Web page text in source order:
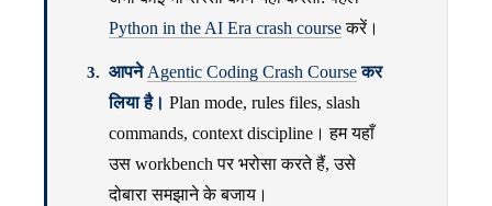
Python in the AI Era crash courseकरें।
आपने Agentic Coding Crash Courseकर
लिया है। Plan mode, rules files, slash
commands, context discipline। हम यहाँ
उस workbench पर भरोसा करते हैं, उसे
दोबारा समझाने के बजाय।